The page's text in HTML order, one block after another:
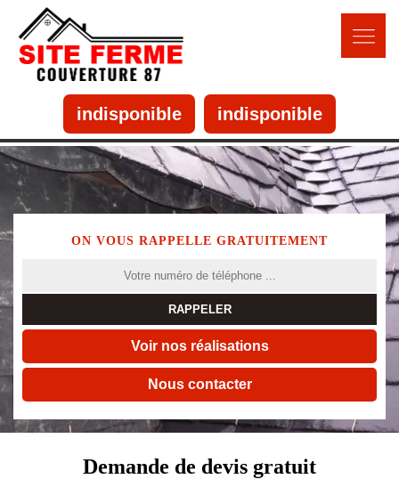
indisponible indisponible
ON VOUS RAPPELLE GRATUITEMENT
Voir nos réalisations
Nous contacter
Demande de devis gratuit